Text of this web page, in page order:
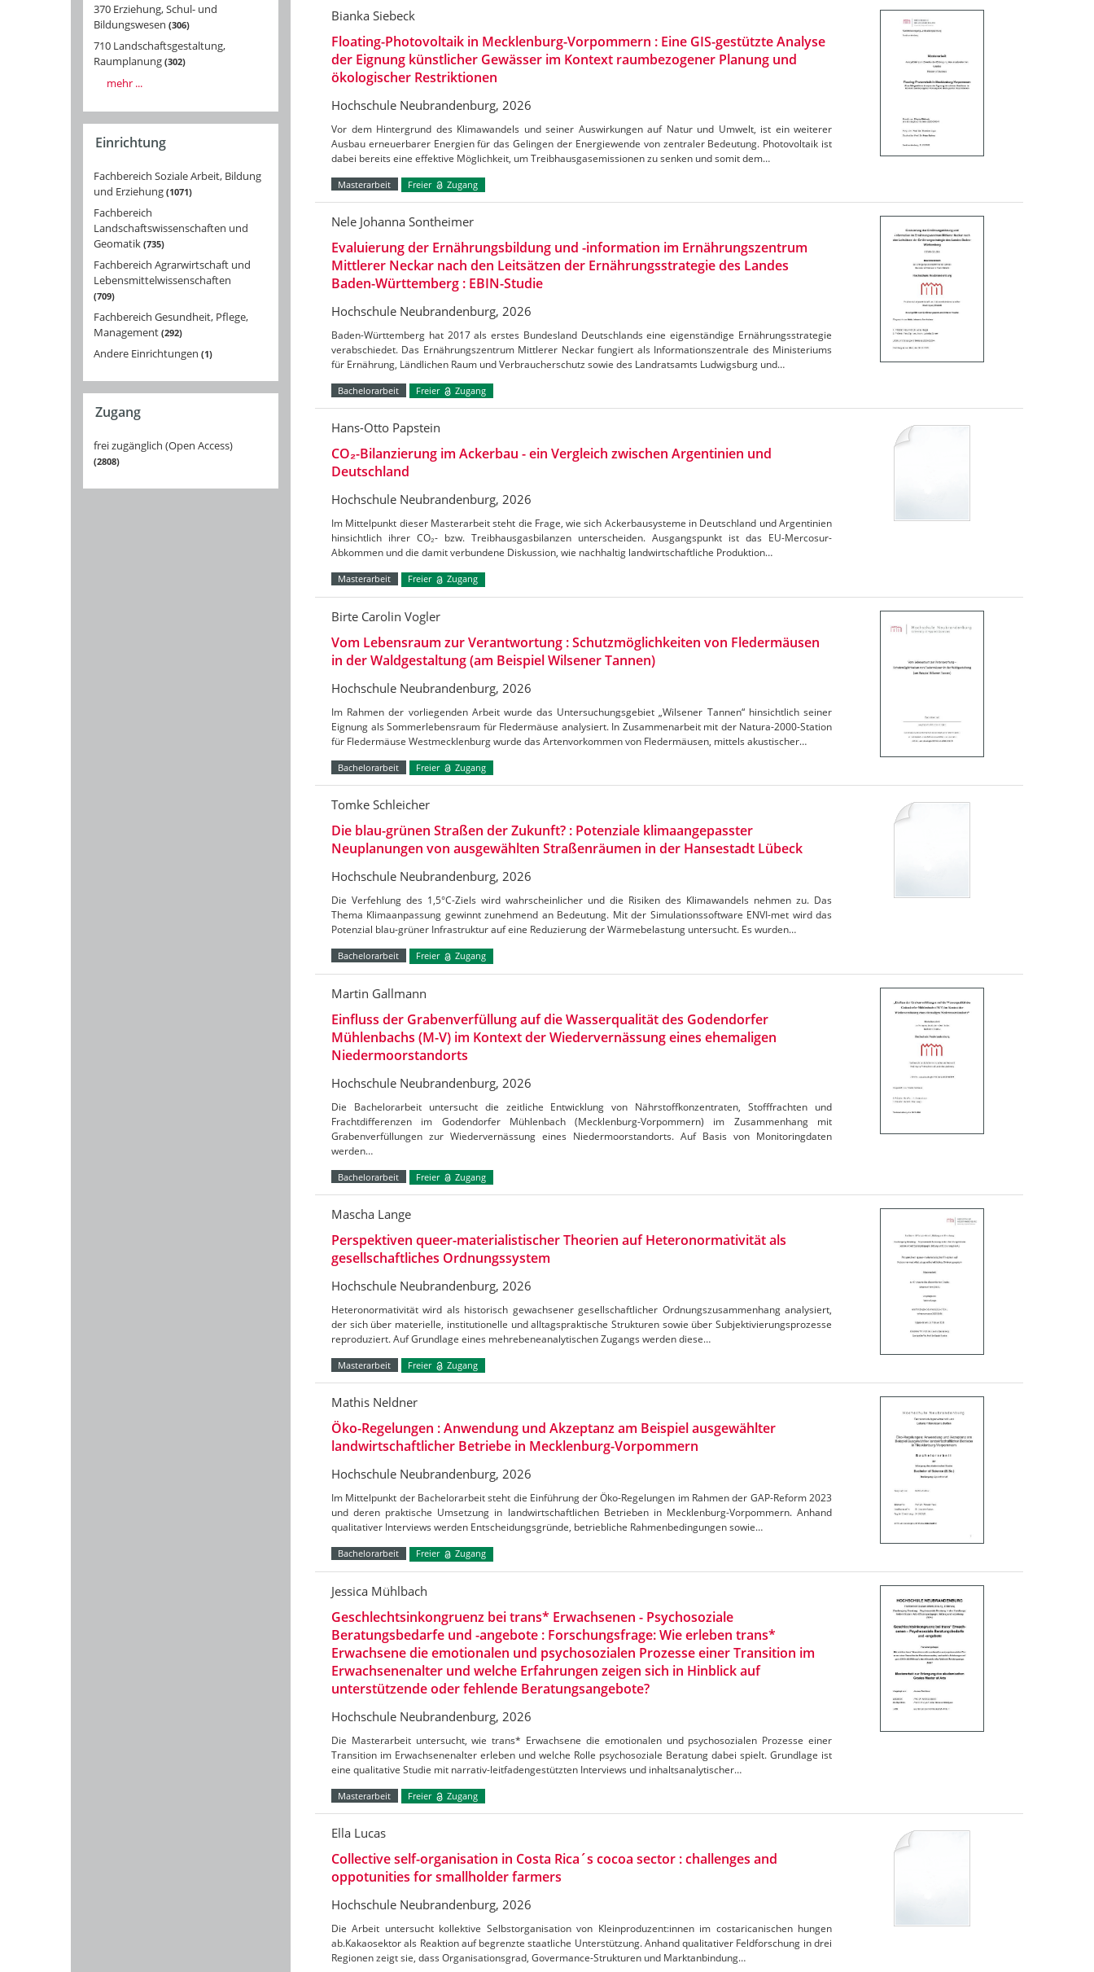
370 Erziehung, Schul- und
Bildungswesen 306
710 Landschaftsgestaltung,
Raumplanung 302
mehr ...
Einrichtung
Fachbereich Soziale Arbeit, Bildung
und Erziehung 1071
Fachbereich
Landschaftswissenschaften und
Geomatik 735
Fachbereich Agrarwirtschaft und
Lebensmittelwissenschaften
709
Fachbereich Gesundheit, Pflege,
Management 292
Andere Einrichtungen 1
Zugang
frei zugänglich (Open Access)
2808
Bianka Siebeck
Floating-Photovoltaik in Mecklenburg-Vorpommern : Eine GIS-gestützte Analyse
der Eignung künstlicher Gewässer im Kontext raumbezogener Planung und
ökologischer Restriktionen
Hochschule Neubrandenburg, 2026
Vor dem Hintergrund des Klimawandels und seiner Auswirkungen auf Natur und Umwelt, ist ein weiterer
Ausbau erneuerbarer Energien für das Gelingen der Energiewende von zentraler Bedeutung. Photovoltaik ist
dabei bereits eine effektive Möglichkeit, um Treibhausgasemissionen zu senken und somit dem…
Masterarbeit Freier Zugang
Nele Johanna Sontheimer
Evaluierung der Ernährungsbildung und -information im Ernährungszentrum
Mittlerer Neckar nach den Leitsätzen der Ernährungsstrategie des Landes
Baden-Württemberg : EBIN-Studie
Hochschule Neubrandenburg, 2026
Baden-Württemberg hat 2017 als erstes Bundesland Deutschlands eine eigenständige Ernährungsstrategie
verabschiedet. Das Ernährungszentrum Mittlerer Neckar fungiert als Informationszentrale des Ministeriums
für Ernährung, Ländlichen Raum und Verbraucherschutz sowie des Landratsamts Ludwigsburg und…
Bachelorarbeit Freier Zugang
Hans-Otto Papstein
CO₂-Bilanzierung im Ackerbau - ein Vergleich zwischen Argentinien und
Deutschland
Hochschule Neubrandenburg, 2026
Im Mittelpunkt dieser Masterarbeit steht die Frage, wie sich Ackerbausysteme in Deutschland und Argentinien
hinsichtlich ihrer CO₂- bzw. Treibhausgasbilanzen unterscheiden. Ausgangspunkt ist das EU-Mercosur-
Abkommen und die damit verbundene Diskussion, wie nachhaltig landwirtschaftliche Produktion…
Masterarbeit Freier Zugang
Birte Carolin Vogler
Vom Lebensraum zur Verantwortung : Schutzmöglichkeiten von Fledermäusen
in der Waldgestaltung (am Beispiel Wilsener Tannen)
Hochschule Neubrandenburg, 2026
Im Rahmen der vorliegenden Arbeit wurde das Untersuchungsgebiet „Wilsener Tannen“ hinsichtlich seiner
Eignung als Sommerlebensraum für Fledermäuse analysiert. In Zusammenarbeit mit der Natura-2000-Station
für Fledermäuse Westmecklenburg wurde das Artenvorkommen von Fledermäusen, mittels akustischer…
Bachelorarbeit Freier Zugang
Tomke Schleicher
Die blau-grünen Straßen der Zukunft? : Potenziale klimaangepasster
Neuplanungen von ausgewählten Straßenräumen in der Hansestadt Lübeck
Hochschule Neubrandenburg, 2026
Die Verfehlung des 1,5°C-Ziels wird wahrscheinlicher und die Risiken des Klimawandels nehmen zu. Das
Thema Klimaanpassung gewinnt zunehmend an Bedeutung. Mit der Simulationssoftware ENVI-met wird das
Potenzial blau-grüner Infrastruktur auf eine Reduzierung der Wärmebelastung untersucht. Es wurden…
Bachelorarbeit Freier Zugang
Martin Gallmann
Einfluss der Grabenverfüllung auf die Wasserqualität des Godendorfer
Mühlenbachs (M-V) im Kontext der Wiedervernässung eines ehemaligen
Niedermoorstandorts
Hochschule Neubrandenburg, 2026
Die Bachelorarbeit untersucht die zeitliche Entwicklung von Nährstoffkonzentraten, Stofffrachten und
Frachtdifferenzen im Godendorfer Mühlenbach (Mecklenburg-Vorpommern) im Zusammenhang mit
Grabenverfüllungen zur Wiedervernässung eines Niedermoorstandorts. Auf Basis von Monitoringdaten
werden…
Bachelorarbeit Freier Zugang
Mascha Lange
Perspektiven queer-materialistischer Theorien auf Heteronormativität als
gesellschaftliches Ordnungssystem
Hochschule Neubrandenburg, 2026
Heteronormativität wird als historisch gewachsener gesellschaftlicher Ordnungszusammenhang analysiert,
der sich über materielle, institutionelle und alltagspraktische Strukturen sowie über Subjektivierungsprozesse
reproduziert. Auf Grundlage eines mehrebeneanalytischen Zugangs werden diese…
Masterarbeit Freier Zugang
Mathis Neldner
Öko-Regelungen : Anwendung und Akzeptanz am Beispiel ausgewählter
landwirtschaftlicher Betriebe in Mecklenburg-Vorpommern
Hochschule Neubrandenburg, 2026
Im Mittelpunkt der Bachelorarbeit steht die Einführung der Öko-Regelungen im Rahmen der GAP-Reform 2023
und deren praktische Umsetzung in landwirtschaftlichen Betrieben in Mecklenburg-Vorpommern. Anhand
qualitativer Interviews werden Entscheidungsgründe, betriebliche Rahmenbedingungen sowie…
Bachelorarbeit Freier Zugang
Jessica Mühlbach
Geschlechtsinkongruenz bei trans* Erwachsenen - Psychosoziale
Beratungsbedarfe und -angebote : Forschungsfrage: Wie erleben trans*
Erwachsene die emotionalen und psychosozialen Prozesse einer Transition im
Erwachsenenalter und welche Erfahrungen zeigen sich in Hinblick auf
unterstützende oder fehlende Beratungsangebote?
Hochschule Neubrandenburg, 2026
Die Masterarbeit untersucht, wie trans* Erwachsene die emotionalen und psychosozialen Prozesse einer
Transition im Erwachsenenalter erleben und welche Rolle psychosoziale Beratung dabei spielt. Grundlage ist
eine qualitative Studie mit narrativ-leitfadengestützten Interviews und inhaltsanalytischer…
Masterarbeit Freier Zugang
Ella Lucas
Collective self-organisation in Costa Rica´s cocoa sector : challenges and
oppotunities for smallholder farmers
Hochschule Neubrandenburg, 2026
Die Arbeit untersucht kollektive Selbstorganisation von Kleinproduzent:innen im costaricanischen hungen
ab.Kakaosektor als Reaktion auf begrenzte staatliche Unterstützung. Anhand qualitativer Feldforschung in drei
Regionen zeigt sie, dass Organisationsgrad, Govermance-Strukturen und Marktanbindung…